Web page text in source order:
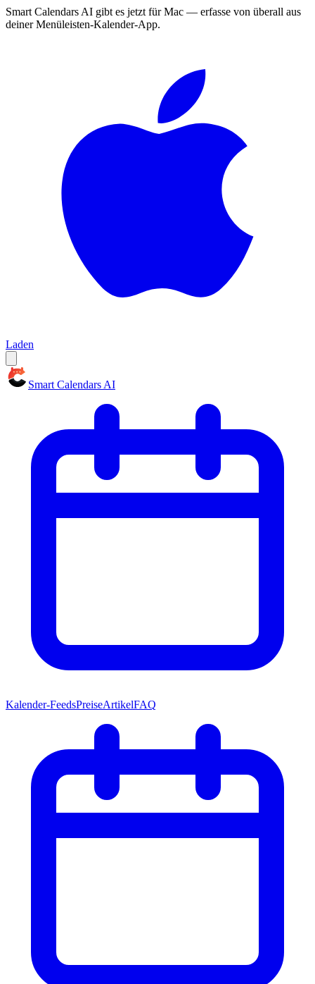
Smart Calendars AI gibt es jetzt für Mac — erfasse von überall aus
deiner Menüleisten-Kalender-App.
Laden
Smart Calendars AI
Kalender-FeedsPreiseArtikelFAQ